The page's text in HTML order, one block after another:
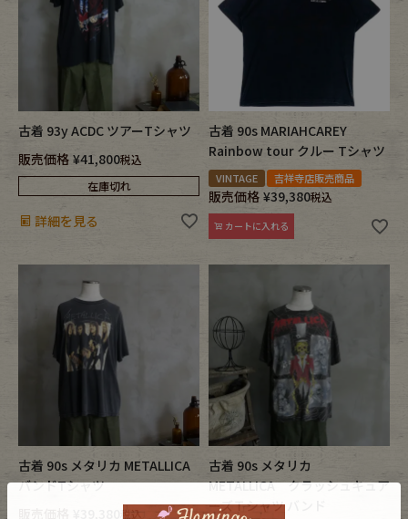
古着 93y ACDC ツアーTシャツ
販売価格 ¥41,800税込
在庫切れ
詳細を見る
古着 90s MARIAHCAREY
Rainbow tour クルー Tシャツ
VINTAGE 吉祥寺店販売商品
販売価格 ¥39,380税込
カートに入れる
古着 90s メタリカ METALLICA
バンドTシャツ
税込
古着 90s メタリカ
METALLICA クラッシュキュア
ーズＴシャツ バンド